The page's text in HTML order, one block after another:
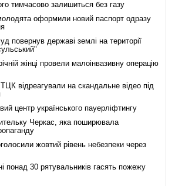
тимчасово залишиться без газу
оформили новий паспорт одразу
повернув державі землі на території
жінці провели малоінвазивну операцію
відреагували на скандальне відео під
центр українського пауерліфтингу
Черкас, яка поширювала
жовтий рівень небезпеки через
понад 30 рятувальників гасять пожежу